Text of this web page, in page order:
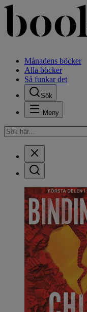
Månadens böcker
Alla böcker
Så funkar det
Sök
Meny